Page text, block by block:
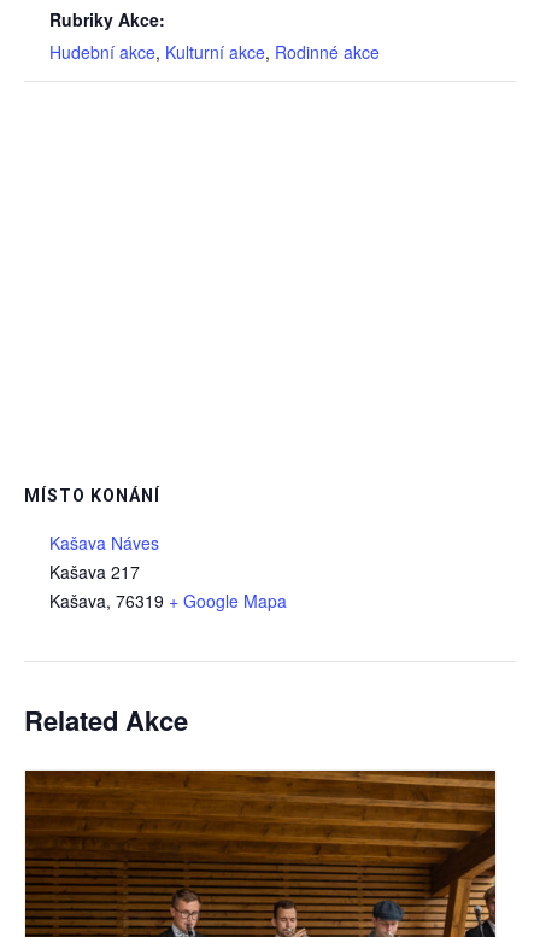
Rubriky Akce:
Hudební akce, Kulturní akce, Rodinné akce
MÍSTO KONÁNÍ
Kašava Náves
Kašava 217
Kašava, 76319 + Google Mapa
Related Akce